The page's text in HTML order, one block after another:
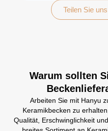
Teilen Sie
Warum sollten
Arbeiten Sie mit Hanyu
Keramikbecken zu
Qualität, Erschwinglichkeit